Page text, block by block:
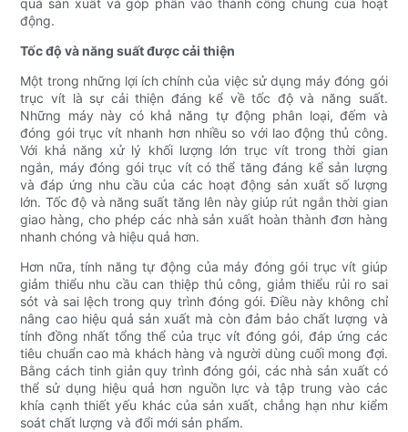
quả sản xuất và góp phần vào thành công chung của hoạt
động.
Tốc độ và năng suất được cải thiện
Một trong những lợi ích chính của việc sử dụng máy đóng gói
trục vít là sự cải thiện đáng kể về tốc độ và năng suất.
Những máy này có khả năng tự động phân loại, đếm và
đóng gói trục vít nhanh hơn nhiều so với lao động thủ công.
Với khả năng xử lý khối lượng lớn trục vít trong thời gian
ngắn, máy đóng gói trục vít có thể tăng đáng kể sản lượng
và đáp ứng nhu cầu của các hoạt động sản xuất số lượng
lớn. Tốc độ và năng suất tăng lên này giúp rút ngắn thời gian
giao hàng, cho phép các nhà sản xuất hoàn thành đơn hàng
nhanh chóng và hiệu quả hơn.
Hơn nữa, tính năng tự động của máy đóng gói trục vít giúp
giảm thiểu nhu cầu can thiệp thủ công, giảm thiểu rủi ro sai
sót và sai lệch trong quy trình đóng gói. Điều này không chỉ
nâng cao hiệu quả sản xuất mà còn đảm bảo chất lượng và
tính đồng nhất tổng thể của trục vít đóng gói, đáp ứng các
tiêu chuẩn cao mà khách hàng và người dùng cuối mong đợi.
Bằng cách tinh giản quy trình đóng gói, các nhà sản xuất có
thể sử dụng hiệu quả hơn nguồn lực và tập trung vào các
khía cạnh thiết yếu khác của sản xuất, chẳng hạn như kiểm
soát chất lượng và đổi mới sản phẩm.